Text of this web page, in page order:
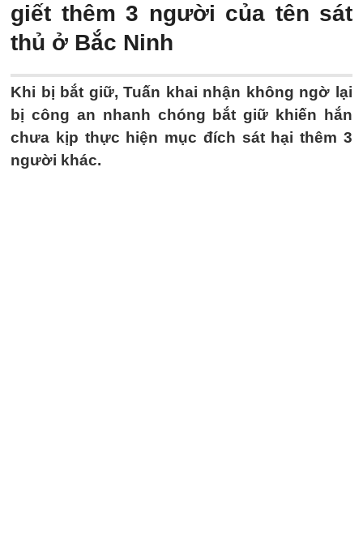
giết thêm 3 người của tên sát
thủ ở Bắc Ninh
Khi bị bắt giữ, Tuấn khai nhận không ngờ lại
bị công an nhanh chóng bắt giữ khiến hắn
chưa kịp thực hiện mục đích sát hại thêm 3
người khác.